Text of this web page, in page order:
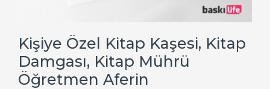
Kişiye Özel Kitap Kaşesi, Kitap
Damgası, Kitap Mührü
Öğretmen Aferin